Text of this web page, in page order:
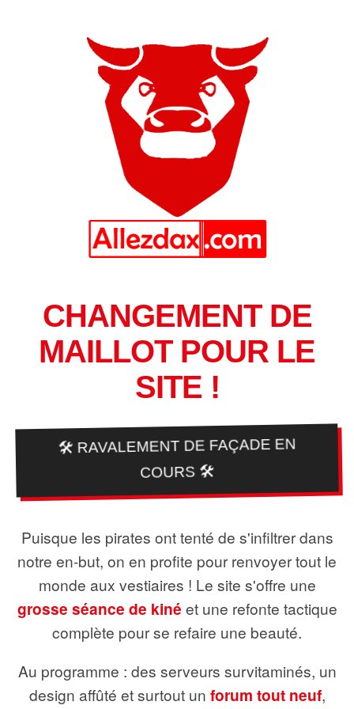
CHANGEMENT DE
MAILLOT POUR LE
SITE !
🛠️ RAVALEMENT DE FAÇADE EN
COURS 🛠️
Puisque les pirates ont tenté de s'infiltrer dans
notre en-but, on en profite pour renvoyer tout le
monde aux vestiaires ! Le site s'offre une
grosse séance de kiné et une refonte tactique
complète pour se refaire une beauté.
Au programme : des serveurs survitaminés, un
design affûté et surtout un forum tout neuf,